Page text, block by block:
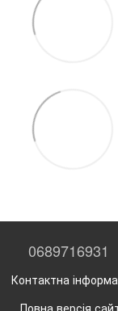
0689716931
Контактна
Повна версія